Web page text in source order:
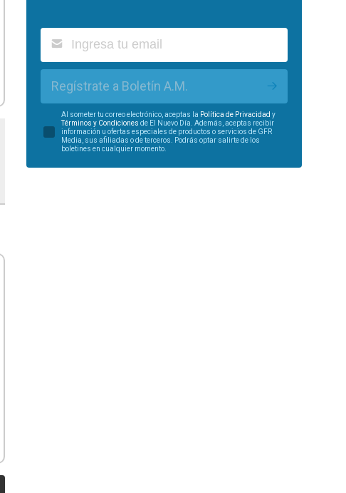
Regístrate a Boletín A.M.
Al someter tu correo electrónico, aceptas la Política de Privacidad y
Términos y Condiciones de El Nuevo Día. Además, aceptas recibir
información u ofertas especiales de productos o servicios de GFR
Media, sus afiliadas o de terceros. Podrás optar salirte de los
boletines en cualquier momento.